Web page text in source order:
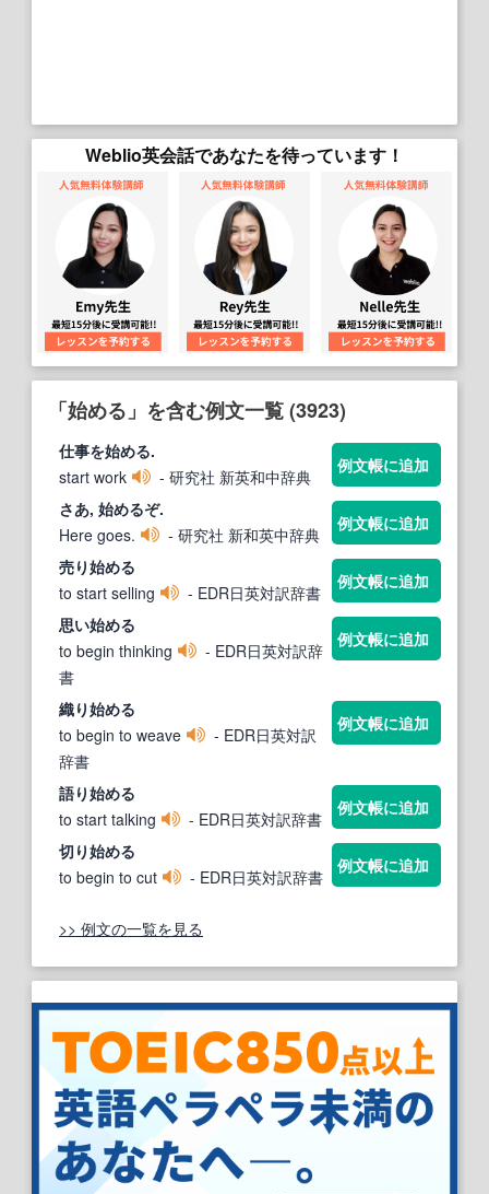
Weblio英会話であなたを待っています！
「始める」を含む例文一覧 (3923)
仕事を始める.
start work
- 研究社 新英和中辞典
例文帳に追加
さあ, 始めるぞ.
Here goes.
- 研究社 新和英中辞典
例文帳に追加
売り始める
to start selling
- EDR日英対訳辞書
例文帳に追加
思い始める
to begin thinking
- EDR日英対訳辞
書
例文帳に追加
織り始める
to begin to weave
- EDR日英対訳
辞書
例文帳に追加
語り始める
to start talking
- EDR日英対訳辞書
例文帳に追加
切り始める
to begin to cut
- EDR日英対訳辞書
例文帳に追加
>> 例文の一覧を見る